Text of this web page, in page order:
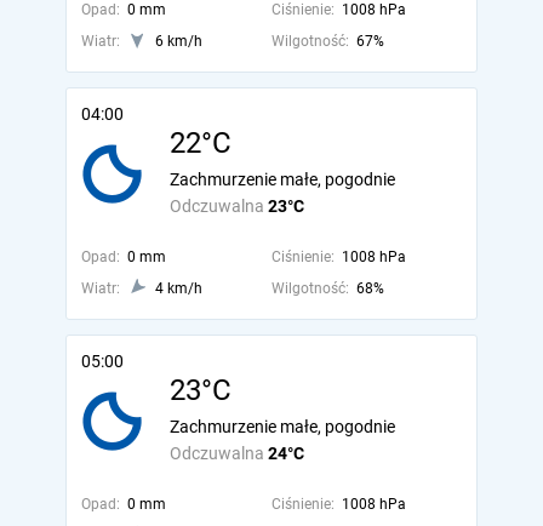
Opad: 0 mm Ciśnienie: 1008 hPa
Wiatr:
6 km/h Wilgotność: 67%
04:00
22°C
Odczuwalna 23°C
Zachmurzenie małe, pogodnie
Opad: 0 mm Ciśnienie: 1008 hPa
Wiatr:
4 km/h Wilgotność: 68%
05:00
23°C
Odczuwalna 24°C
Zachmurzenie małe, pogodnie
Opad: 0 mm Ciśnienie: 1008 hPa